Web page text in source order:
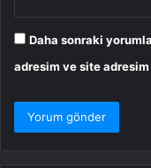
Daha sonraki
adresim ve site